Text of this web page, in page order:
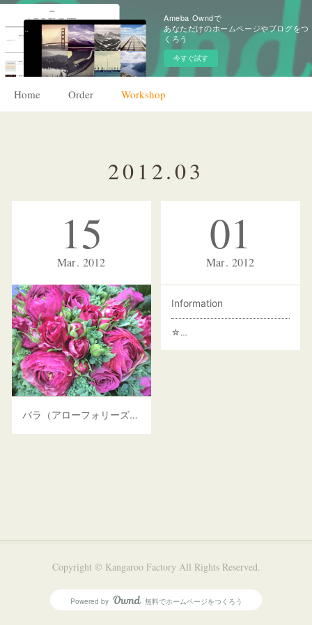
Ameba Owndで
あなただけのホームページやブログをつ
くろう
今すぐ試す
Home Order Workshop
2012.03
15
Mar 2012
バラ（アローフォリーズ）、ラナンキュラス、セダムなど
01
Mar 2012
Information
☆…
Copyright © Kangaroo Factory All Rights Reserved.
Powered by AmebaOwnd
無料でホームページをつくろう